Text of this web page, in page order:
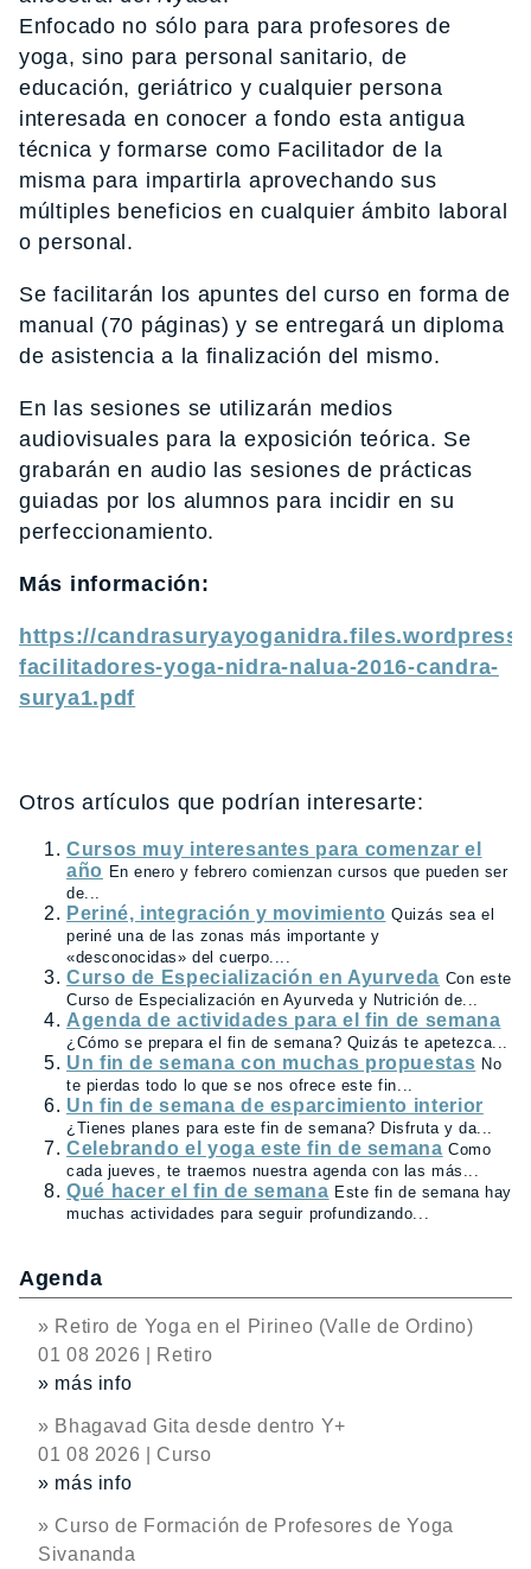
Enfocado no sólo para para profesores de
yoga, sino para personal sanitario, de
educación, geriátrico y cualquier persona
interesada en conocer a fondo esta antigua
técnica y formarse como Facilitador de la
misma para impartirla aprovechando sus
múltiples beneficios en cualquier ámbito laboral
o personal.
Se facilitarán los apuntes del curso en forma de
manual (70 páginas) y se entregará un diploma
de asistencia a la finalización del mismo.
En las sesiones se utilizarán medios
audiovisuales para la exposición teórica. Se
grabarán en audio las sesiones de prácticas
guiadas por los alumnos para incidir en su
perfeccionamiento.
Más información:
https://
facilitadores-yoga-nidra-nalua-2016-candra-
surya1.pdf
Otros artículos que podrían interesarte:
Cursos muy interesantes para comenzar el
año En enero y febrero comienzan cursos que pueden ser
de...
Periné, integración y movimiento Quizás sea el
periné una de las zonas más importante y
«desconocidas» del cuerpo....
Curso de Especialización en Ayurveda Con este
Curso de Especialización en Ayurveda y Nutrición de...
Agenda de actividades para el fin de semana
¿Cómo se prepara el fin de semana? Quizás te apetezca...
Un fin de semana con muchas propuestas No
te pierdas todo lo que se nos ofrece este fin...
Un fin de semana de esparcimiento interior
¿Tienes planes para este fin de semana? Disfruta y da...
Celebrando el yoga este fin de semana Como
cada jueves, te traemos nuestra agenda con las más...
Qué hacer el fin de semana Este fin de semana hay
muchas actividades para seguir profundizando...
Agenda
» Retiro de Yoga en el Pirineo (Valle de Ordino)
01 08 2026 | Retiro
» más info
» Bhagavad Gita desde dentro Y+
01 08 2026 | Curso
» más info
» Curso de Formación de Profesores de Yoga
Sivananda